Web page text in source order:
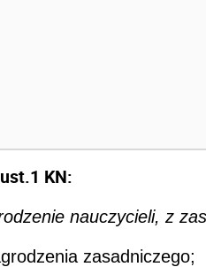
KN:
nauczycieli, z
zasadniczego;